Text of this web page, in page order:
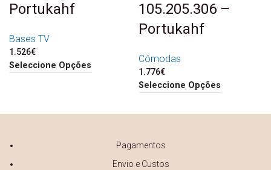
Portukahf
Bases TV
1.526€
Seleccione Opções
105.205.306 –
Portukahf
Cómodas
1.776€
Seleccione Opções
Pagamentos
Envio e Custos